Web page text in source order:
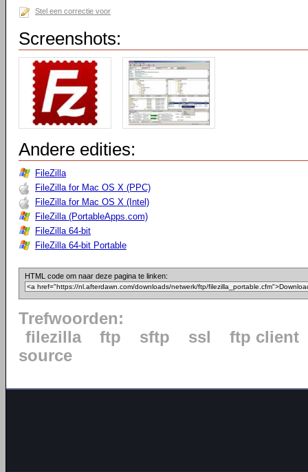
Stel een correctie voor
Screenshots:
Andere edities:
FileZilla
FileZilla for Mac OS X (PPC)
FileZilla for Mac OS X (Intel)
FileZilla (PortableApps.com)
FileZilla 64-bit
FileZilla 64-bit Portable
HTML code om naar deze pagina te linken:
Trefwoorden:
filezilla
ftp sftp ssl
ftp client
source